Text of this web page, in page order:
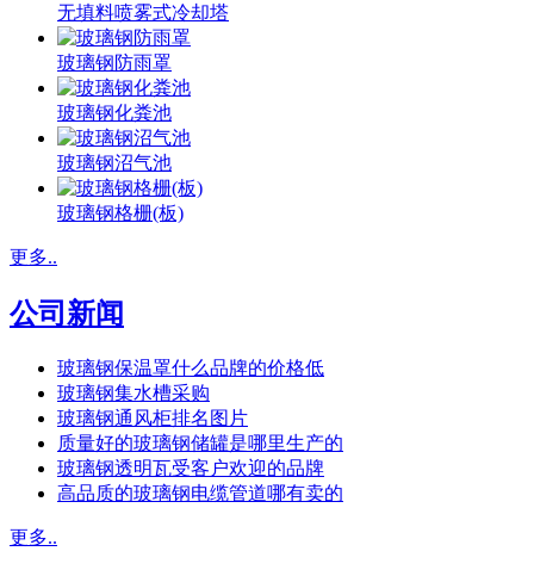
无填料喷雾式冷却塔
玻璃钢防雨罩
玻璃钢化粪池
玻璃钢沼气池
玻璃钢格栅(板)
更多..
公司新闻
玻璃钢保温罩什么品牌的价格低
玻璃钢集水槽采购
玻璃钢通风柜排名图片
质量好的玻璃钢储罐是哪里生产的
玻璃钢透明瓦受客户欢迎的品牌
高品质的玻璃钢电缆管道哪有卖的
更多..